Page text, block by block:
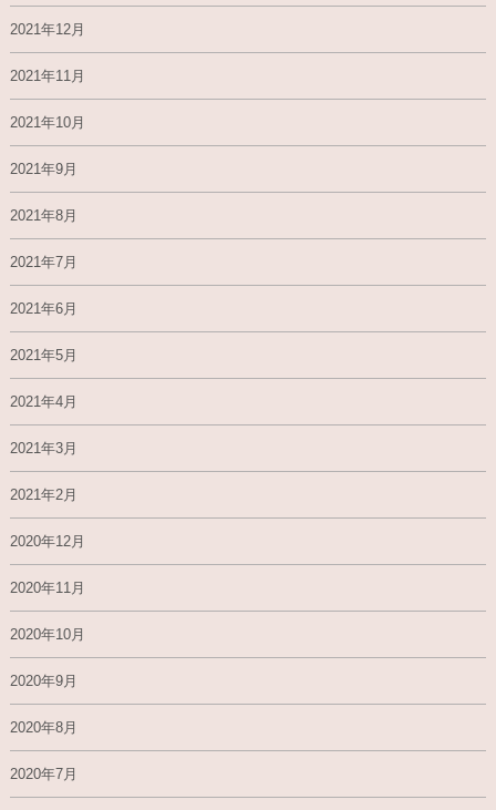
2021年12月
2021年11月
2021年10月
2021年9月
2021年8月
2021年7月
2021年6月
2021年5月
2021年4月
2021年3月
2021年2月
2020年12月
2020年11月
2020年10月
2020年9月
2020年8月
2020年7月